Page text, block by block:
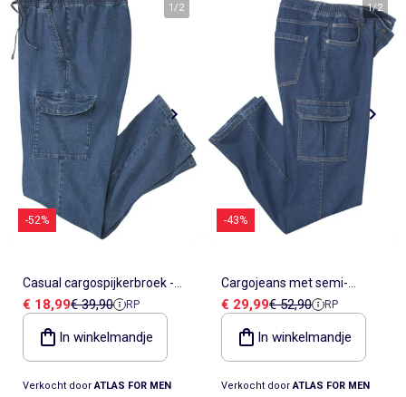
-52%
1 /2
Casual cargospijkerbroek -
ATLAS FOR MEN
Verkoopprijs
€ 18,99Referentieprijs
€ 39,90 RP
In winkelmandje
Verkocht doorATLAS FOR MEN
-43%
1/2
Cargojeans met semi-
elastische tailleband - ATLAS
FOR MEN
Verkoopprijs
€ 29,99Referentieprijs
€ 52,90 RP
In winkelmandje
Verkocht doorATLAS FOR MEN